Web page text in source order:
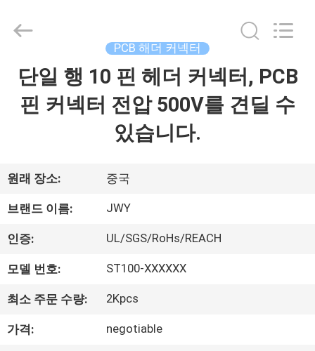
집
회
사
소
공
2018
Electronic
Co.,Ltd.
Rights
Reserved.
PCB 해더 커넥터
단일 행 10 핀 헤더 커넥터, PCB
핀 커넥터 전압 500V를 견딜 수
있습니다.
원래 장소: 중국
브랜드 이름: JWY
인증: UL/SGS/RoHs/REACH
모델 번호: ST100-XXXXXX
최소 주문 수량: 2Kpcs
가격: negotiable